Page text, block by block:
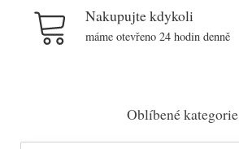
Nakupujte kdykoli
máme otevřeno 24 hodin denně
Oblíbené kategorie